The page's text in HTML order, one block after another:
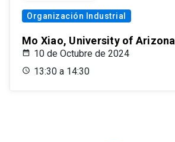
Organización Industrial
Mo Xiao, University of Arizona
10 de Octubre de 2024
13:30 a 14:30